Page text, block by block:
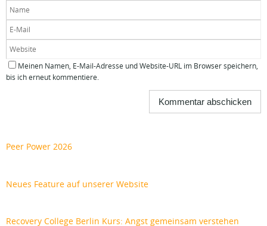
Meinen Namen, E-Mail-Adresse und Website-URL im Browser speichern,
bis ich erneut kommentiere.
Peer Power 2026
Neues Feature auf unserer Website
Recovery College Berlin Kurs: Angst gemeinsam verstehen